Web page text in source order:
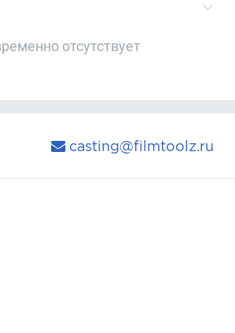
отсутствует
casting@filmtoolz.ru